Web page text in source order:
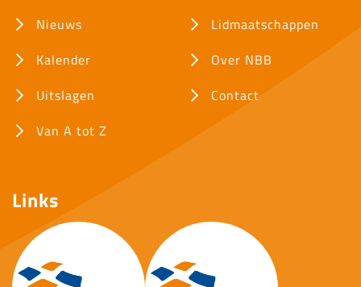
Nieuws
Kalender
Uitslagen
Van A tot Z
Lidmaatschappen
Over NBB
Contact
Links